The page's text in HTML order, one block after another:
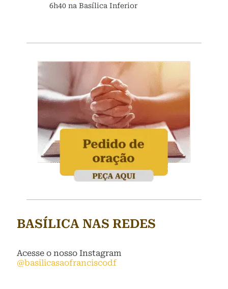
6h40 na Basílica Inferior
BASÍLICA NAS REDES
Acesse o nosso Instagram
@basilicasaofranciscodf